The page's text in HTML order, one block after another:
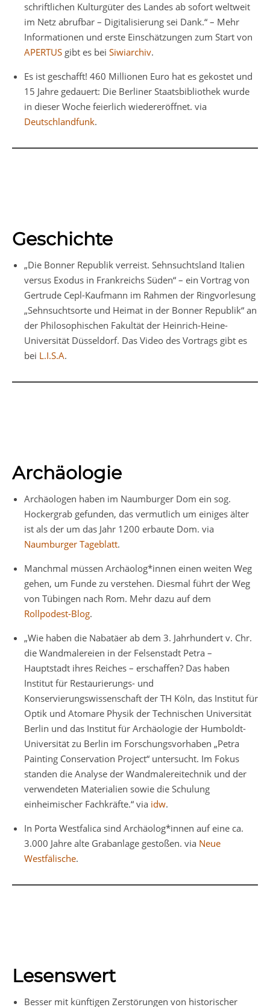
schriftlichen Kulturgüter des Landes ab sofort weltweit
im Netz abrufbar – Digitalisierung sei Dank.“ – Mehr
Informationen und erste Einschätzungen zum Start von
APERTUS gibt es bei Siwiarchiv.
Es ist geschafft! 460 Millionen Euro hat es gekostet und
15 Jahre gedauert: Die Berliner Staatsbibliothek wurde
in dieser Woche feierlich wiedereröffnet. via
Deutschlandfunk.
Geschichte
„Die Bonner Republik verreist. Sehnsuchtsland Italien
versus Exodus in Frankreichs Süden“ – ein Vortrag von
Gertrude Cepl-Kaufmann im Rahmen der Ringvorlesung
„Sehnsuchtsorte und Heimat in der Bonner Republik“ an
der Philosophischen Fakultät der Heinrich-Heine-
Universität Düsseldorf. Das Video des Vortrags gibt es
bei L.I.S.A.
Archäologie
Archäologen haben im Naumburger Dom ein sog.
Hockergrab gefunden, das vermutlich um einiges älter
ist als der um das Jahr 1200 erbaute Dom. via
Naumburger Tageblatt.
Manchmal müssen Archäolog*innen einen weiten Weg
gehen, um Funde zu verstehen. Diesmal führt der Weg
von Tübingen nach Rom. Mehr dazu auf dem
Rollpodest-Blog.
„Wie haben die Nabatäer ab dem 3. Jahrhundert v. Chr.
die Wandmalereien in der Felsenstadt Petra –
Hauptstadt ihres Reiches – erschaffen? Das haben
Institut für Restaurierungs- und
Konservierungswissenschaft der TH Köln, das Institut für
Optik und Atomare Physik der Technischen Universität
Berlin und das Institut für Archäologie der Humboldt-
Universität zu Berlin im Forschungsvorhaben „Petra
Painting Conservation Project“ untersucht. Im Fokus
standen die Analyse der Wandmalereitechnik und der
verwendeten Materialien sowie die Schulung
einheimischer Fachkräfte.“ via idw.
In Porta Westfalica sind Archäolog*innen auf eine ca.
3.000 Jahre alte Grabanlage gestoßen. via Neue
Westfälische.
Lesenswert
Besser mit künftigen Zerstörungen von historischer